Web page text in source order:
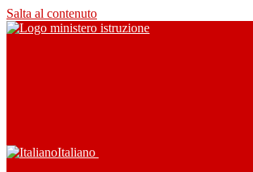
Salta al contenuto
Italiano